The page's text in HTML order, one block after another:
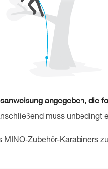
angegeben, die
muss unbedingt
Zubehör-Karabiners